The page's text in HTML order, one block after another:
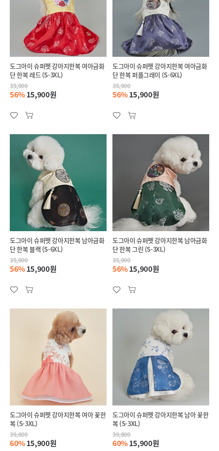
도그아이 슈퍼펫 강아지한복 여아금화
단 한복 레드 (S-3XL)
35,900
56%15,900원
도그아이 슈퍼펫 강아지한복 여아금화
단 한복 퍼플그레이 (S-6XL)
35,900
56%15,900원
도그아이 슈퍼펫 강아지한복 남아금화
단 한복 블랙 (S-6XL)
35,900
56%15,900원
도그아이 슈퍼펫 강아지한복 남아금화
단 한복 그린 (S-3XL)
35,900
56%15,900원
도그아이 슈퍼펫 강아지한복 여아 꽃한
복 (S-3XL)
39,800
60%15,900원
도그아이 슈퍼펫 강아지한복 남아 꽃한
복 (S-3XL)
39,800
60%15,900원